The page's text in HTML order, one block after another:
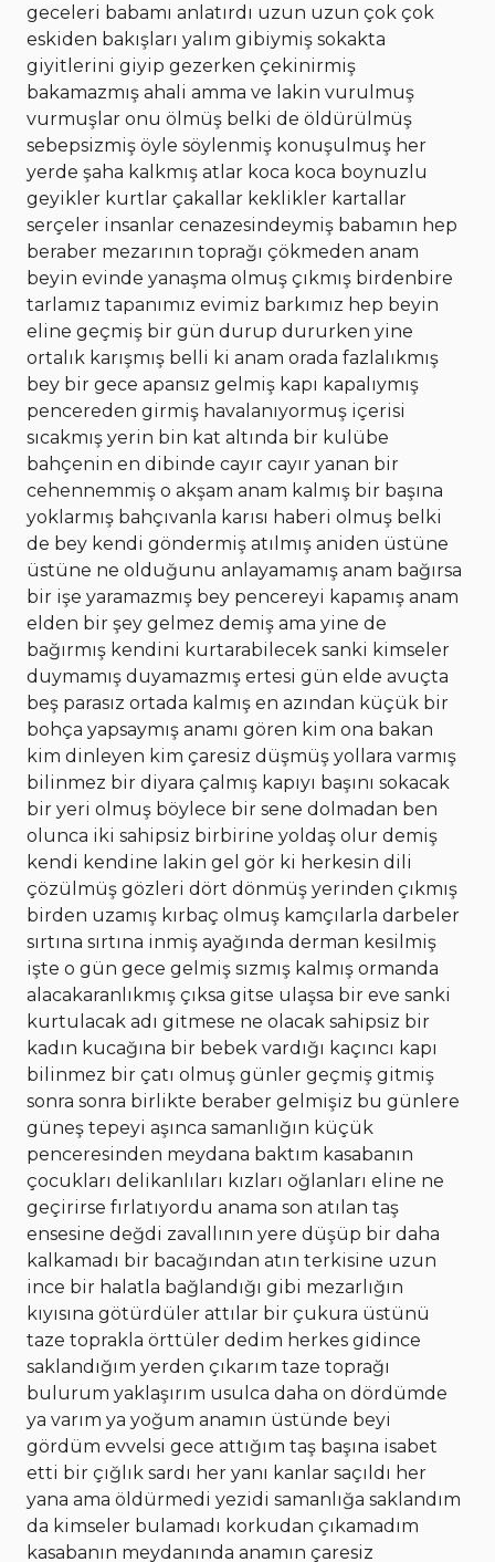
geceleri babamı anlatırdı uzun uzun çok çok
eskiden bakışları yalım gibiymiş sokakta
giyitlerini giyip gezerken çekinirmiş
bakamazmış ahali amma ve lakin vurulmuş
vurmuşlar onu ölmüş belki de öldürülmüş
sebepsizmiş öyle söylenmiş konuşulmuş her
yerde şaha kalkmış atlar koca koca boynuzlu
geyikler kurtlar çakallar keklikler kartallar
serçeler insanlar cenazesindeymiş babamın hep
beraber mezarının toprağı çökmeden anam
beyin evinde yanaşma olmuş çıkmış birdenbire
tarlamız tapanımız evimiz barkımız hep beyin
eline geçmiş bir gün durup dururken yine
ortalık karışmış belli ki anam orada fazlalıkmış
bey bir gece apansız gelmiş kapı kapalıymış
pencereden girmiş havalanıyormuş içerisi
sıcakmış yerin bin kat altında bir kulübe
bahçenin en dibinde cayır cayır yanan bir
cehennemmiş o akşam anam kalmış bir başına
yoklarmış bahçıvanla karısı haberi olmuş belki
de bey kendi göndermiş atılmış aniden üstüne
üstüne ne olduğunu anlayamamış anam bağırsa
bir işe yaramazmış bey pencereyi kapamış anam
elden bir şey gelmez demiş ama yine de
bağırmış kendini kurtarabilecek sanki kimseler
duymamış duyamazmış ertesi gün elde avuçta
beş parasız ortada kalmış en azından küçük bir
bohça yapsaymış anamı gören kim ona bakan
kim dinleyen kim çaresiz düşmüş yollara varmış
bilinmez bir diyara çalmış kapıyı başını sokacak
bir yeri olmuş böylece bir sene dolmadan ben
olunca iki sahipsiz birbirine yoldaş olur demiş
kendi kendine lakin gel gör ki herkesin dili
çözülmüş gözleri dört dönmüş yerinden çıkmış
birden uzamış kırbaç olmuş kamçılarla darbeler
sırtına sırtına inmiş ayağında derman kesilmiş
işte o gün gece gelmiş sızmış kalmış ormanda
alacakaranlıkmış çıksa gitse ulaşsa bir eve sanki
kurtulacak adı gitmese ne olacak sahipsiz bir
kadın kucağına bir bebek vardığı kaçıncı kapı
bilinmez bir çatı olmuş günler geçmiş gitmiş
sonra sonra birlikte beraber gelmişiz bu günlere
güneş tepeyi aşınca samanlığın küçük
penceresinden meydana baktım kasabanın
çocukları delikanlıları kızları oğlanları eline ne
geçirirse fırlatıyordu anama son atılan taş
ensesine değdi zavallının yere düşüp bir daha
kalkamadı bir bacağından atın terkisine uzun
ince bir halatla bağlandığı gibi mezarlığın
kıyısına götürdüler attılar bir çukura üstünü
taze toprakla örttüler dedim herkes gidince
saklandığım yerden çıkarım taze toprağı
bulurum yaklaşırım usulca daha on dördümde
ya varım ya yoğum anamın üstünde beyi
gördüm evvelsi gece attığım taş başına isabet
etti bir çığlık sardı her yanı kanlar saçıldı her
yana ama öldürmedi yezidi samanlığa saklandım
da kimseler bulamadı korkudan çıkamadım
kasabanın meydanında anamın çaresiz